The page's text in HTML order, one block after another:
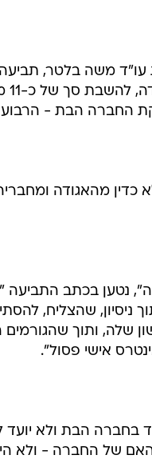
משה בלטר,
הבת - הרבוע הכחול - ב-
כדין מהאגודה
נטען בכתב
ניסיון, שהצליח,
שלה, ותוך שהגורמים
אישי פסול".
בחברה הבת ולא
האם של החברה - ולא